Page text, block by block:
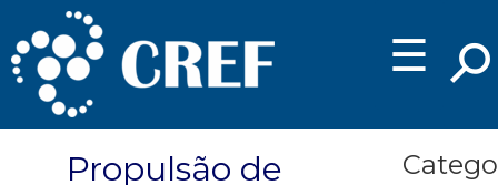
☰
Propulsão de